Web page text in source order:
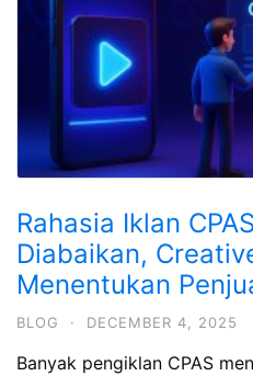
Rahasia Iklan
Diabaikan,
Menentukan
BLOG · DECEMBER 4, 2025
Banyak pengiklan CPAS